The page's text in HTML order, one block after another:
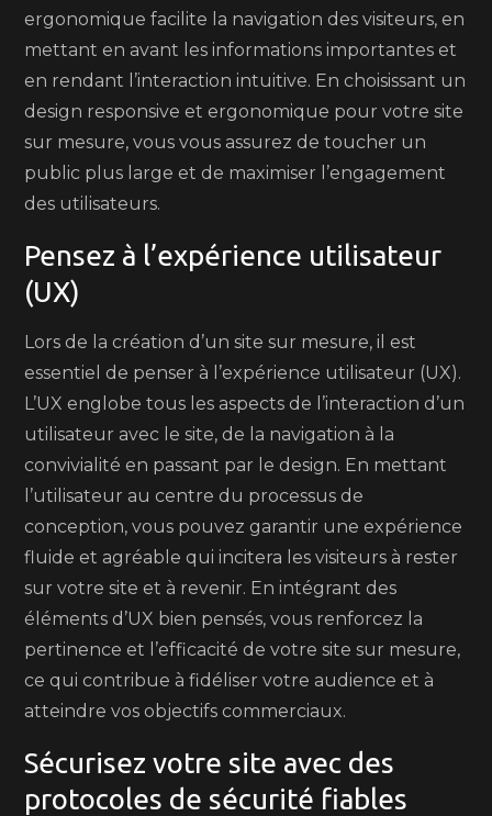
ergonomique facilite la navigation des visiteurs, en
mettant en avant les informations importantes et
en rendant l’interaction intuitive. En choisissant un
design responsive et ergonomique pour votre site
sur mesure, vous vous assurez de toucher un
public plus large et de maximiser l’engagement
des utilisateurs.
Pensez à l’expérience utilisateur
(UX)
Lors de la création d’un site sur mesure, il est
essentiel de penser à l’expérience utilisateur (UX).
L’UX englobe tous les aspects de l’interaction d’un
utilisateur avec le site, de la navigation à la
convivialité en passant par le design. En mettant
l’utilisateur au centre du processus de
conception, vous pouvez garantir une expérience
fluide et agréable qui incitera les visiteurs à rester
sur votre site et à revenir. En intégrant des
éléments d’UX bien pensés, vous renforcez la
pertinence et l’efficacité de votre site sur mesure,
ce qui contribue à fidéliser votre audience et à
atteindre vos objectifs commerciaux.
Sécurisez votre site avec des
protocoles de sécurité fiables